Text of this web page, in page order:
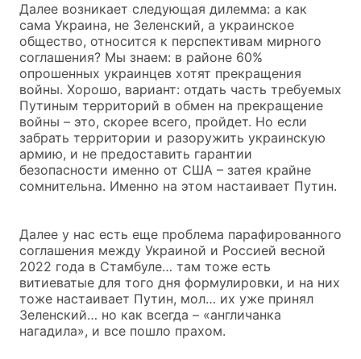
Далее возникает следующая дилемма: а как
сама Украина, не Зеленский, а украинское
общество, относится к перспективам мирного
соглашения? Мы знаем: в районе 60%
опрошенных украинцев хотят прекращения
войны. Хорошо, вариант: отдать часть требуемых
Путиным территорий в обмен на прекращение
войны – это, скорее всего, пройдет. Но если
забрать территории и разоружить украинскую
армию, и не предоставить гарантии
безопасности именно от США – затея крайне
сомнительна. Именно на этом настаивает Путин.
Далее у нас есть еще проблема парафированного
соглашения между Украиной и Россией весной
2022 года в Стамбуле… там тоже есть
витиеватые для того дня формулировки, и на них
тоже настаивает Путин, мол… их уже принял
Зеленский… но как всегда – «англичанка
нагадила», и все пошло прахом.